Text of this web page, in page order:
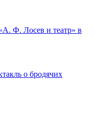
Ф. Лосев и театр» в
о бродячих